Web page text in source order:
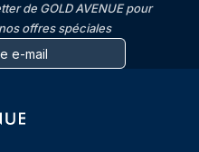
de GOLD AVENUE pour
offres spéciales